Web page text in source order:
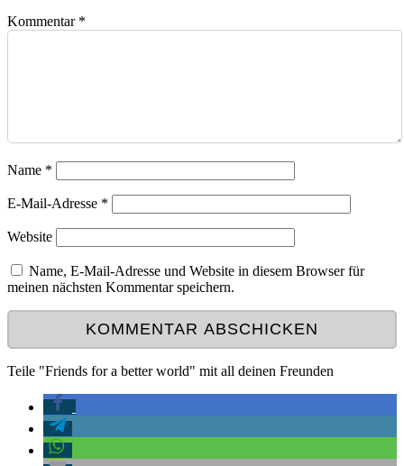
Kommentar *
Name *
E-Mail-Adresse *
Website
Name, E-Mail-Adresse und Website in diesem Browser für
meinen nächsten Kommentar speichern.
Teile "Friends for a better world" mit all deinen Freunden